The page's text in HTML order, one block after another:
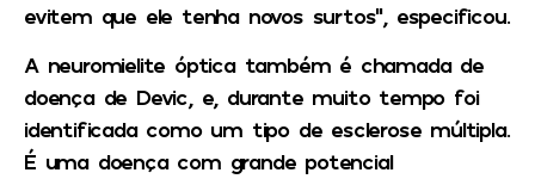
evitem que ele tenha novos surtos”, especificou.
A neuromielite óptica também é chamada de
doença de Devic, e, durante muito tempo foi
identificada como um tipo de esclerose múltipla.
É uma doença com grande potencial